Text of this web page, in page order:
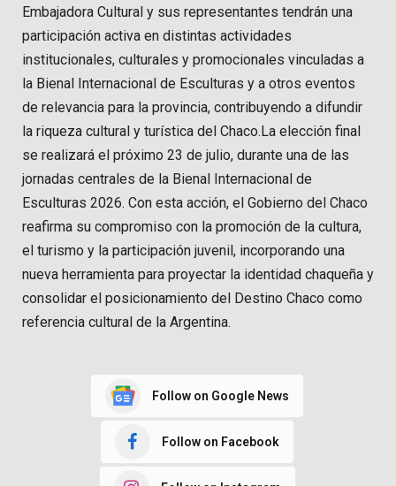
Embajadora Cultural y sus representantes tendrán una
participación activa en distintas actividades
institucionales, culturales y promocionales vinculadas a
la Bienal Internacional de Esculturas y a otros eventos
de relevancia para la provincia, contribuyendo a difundir
la riqueza cultural y turística del Chaco.La elección final
se realizará el próximo 23 de julio, durante una de las
jornadas centrales de la Bienal Internacional de
Esculturas 2026. Con esta acción, el Gobierno del Chaco
reafirma su compromiso con la promoción de la cultura,
el turismo y la participación juvenil, incorporando una
nueva herramienta para proyectar la identidad chaqueña y
consolidar el posicionamiento del Destino Chaco como
referencia cultural de la Argentina.
Follow on Google News
Follow on Facebook